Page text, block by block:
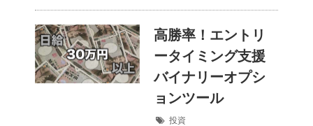
高勝率！エントリ
ータイミング支援
バイナリーオプシ
ョンツール
投資